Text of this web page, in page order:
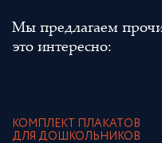
Мы предлагаем
это интересно:
КОМПЛЕКТ ПЛАКАТОВ
ДЛЯ ДОШКОЛЬНИКОВ